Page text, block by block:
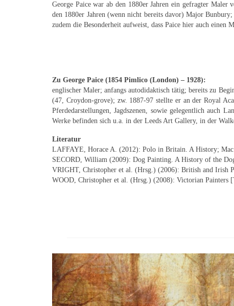
George Paice war ab den 1880er Jahren ein gefragter Maler
den 1880er Jahren (wenn nicht bereits davor) Major
zudem die Besonderheit aufweist, dass Paice hier auch einen
Zu George Paice (1854 Pimlico (London) – 1928):
englischer Maler; anfangs autodidaktisch tätig; bereits zu
(47, Croydon-grove); zw. 1887-97 stellte er an der Royal
Pferdedarstellungen, Jagdszenen, sowie gelegentlich auch
Werke befinden sich u.a. in der Leeds Art Gallery, in der
Literatur
LAFFAYE, Horace A. (2012): Polo in Britain. A History;
SECORD, William (2009): Dog Painting. A History of the
VRIGHT, Christopher et al. (Hrsg.) (2006): British and Irish
WOOD, Christopher et al. (Hrsg.) (2008): Victorian Painters